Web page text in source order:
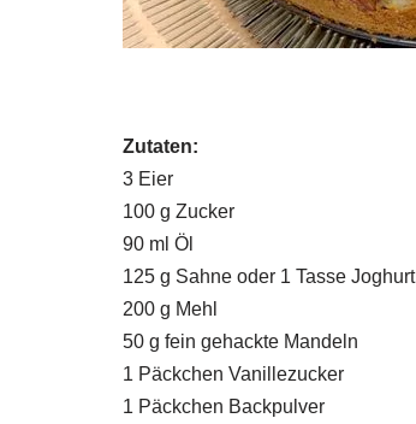
Zutaten:
3 ​​Eier
100 g Zucker
90 ml Öl
125 g Sahne oder 1 Tasse Joghurt
200 g Mehl
50 g fein gehackte Mandeln
1 Päckchen Vanillezucker
1 Päckchen Backpulver